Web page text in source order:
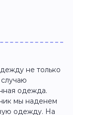
не только
одежда.
мы наденем
одежду. На